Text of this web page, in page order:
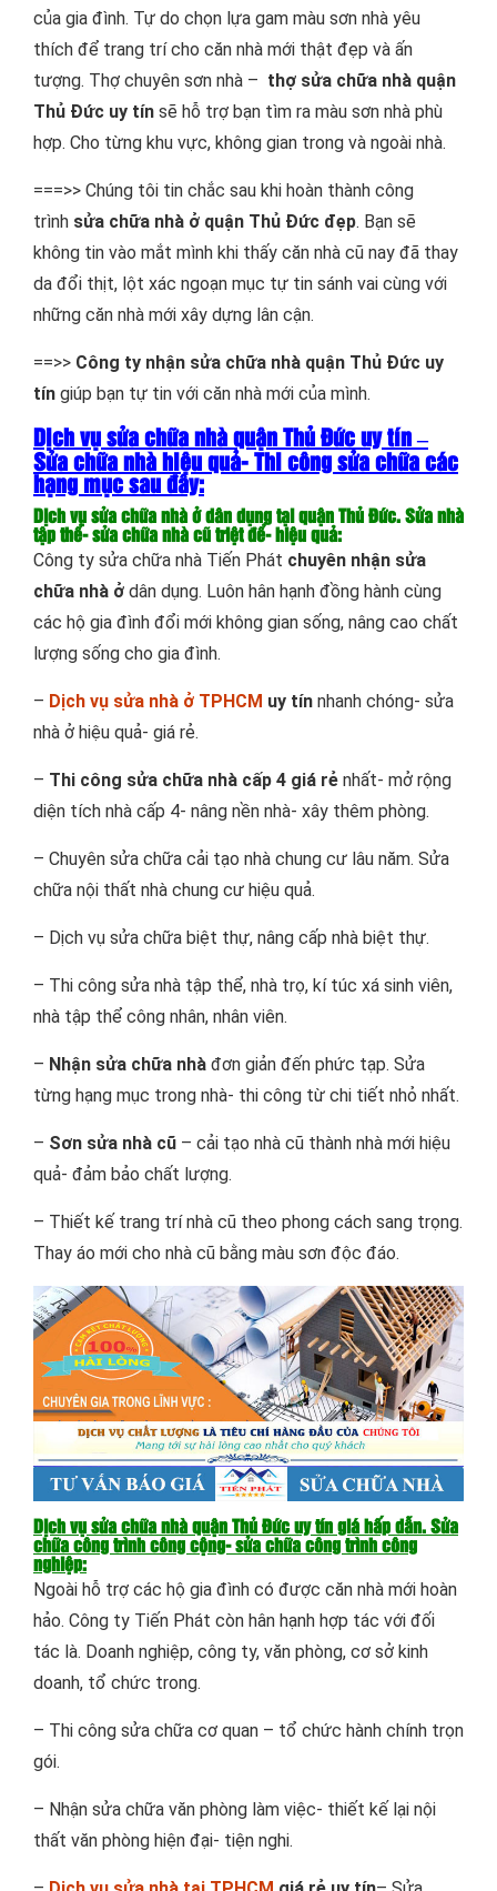
của gia đình. Tự do chọn lựa gam màu sơn nhà yêu
thích để trang trí cho căn nhà mới thật đẹp và ấn
tượng. Thợ chuyên sơn nhà – thợ sửa chữa nhà quận
Thủ Đức uy tín sẽ hỗ trợ bạn tìm ra màu sơn nhà phù
hợp. Cho từng khu vực, không gian trong và ngoài nhà.
===>> Chúng tôi tin chắc sau khi hoàn thành công
trình sửa chữa nhà ở quận Thủ Đức đẹp. Bạn sẽ
không tin vào mắt mình khi thấy căn nhà cũ nay đã thay
da đổi thịt, lột xác ngoạn mục tự tin sánh vai cùng với
những căn nhà mới xây dựng lân cận.
==>> Công ty nhận sửa chữa nhà quận Thủ Đức uy
tín giúp bạn tự tin với căn nhà mới của mình.
Dịch vụ sửa chữa nhà quận Thủ Đức uy tín –
Sửa chữa nhà hiệu quả- Thi công sửa chữa các
hạng mục sau đây:
Dịch vụ sửa chữa nhà ở dân dụng tại quận Thủ Đức. Sửa nhà
tập thể- sửa chữa nhà cũ triệt để- hiệu quả:
Công ty sửa chữa nhà Tiến Phát chuyên nhận sửa
chữa nhà ở dân dụng. Luôn hân hạnh đồng hành cùng
các hộ gia đình đổi mới không gian sống, nâng cao chất
lượng sống cho gia đình.
– Dịch vụ sửa nhà ở TPHCM uy tín nhanh chóng- sửa
nhà ở hiệu quả- giá rẻ.
– Thi công sửa chữa nhà cấp 4 giá rẻ nhất- mở rộng
diện tích nhà cấp 4- nâng nền nhà- xây thêm phòng.
– Chuyên sửa chữa cải tạo nhà chung cư lâu năm. Sửa
chữa nội thất nhà chung cư hiệu quả.
– Dịch vụ sửa chữa biệt thự, nâng cấp nhà biệt thự.
– Thi công sửa nhà tập thể, nhà trọ, kí túc xá sinh viên,
nhà tập thể công nhân, nhân viên.
– Nhận sửa chữa nhà đơn giản đến phức tạp. Sửa
từng hạng mục trong nhà- thi công từ chi tiết nhỏ nhất.
– Sơn sửa nhà cũ – cải tạo nhà cũ thành nhà mới hiệu
quả- đảm bảo chất lượng.
– Thiết kế trang trí nhà cũ theo phong cách sang trọng.
Thay áo mới cho nhà cũ bằng màu sơn độc đáo.
Dịch vụ sửa chữa nhà quận Thủ Đức uy tín giá hấp dẫn. Sửa
chữa công trình công cộng- sửa chữa công trình công
nghiệp:
Ngoài hỗ trợ các hộ gia đình có được căn nhà mới hoàn
hảo. Công ty Tiến Phát còn hân hạnh hợp tác với đối
tác là. Doanh nghiệp, công ty, văn phòng, cơ sở kinh
doanh, tổ chức trong.
– Thi công sửa chữa cơ quan – tổ chức hành chính trọn
gói.
– Nhận sửa chữa văn phòng làm việc- thiết kế lại nội
thất văn phòng hiện đại- tiện nghi.